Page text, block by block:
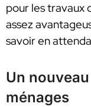
pour les travaux
assez
savoir en
Un
ménages